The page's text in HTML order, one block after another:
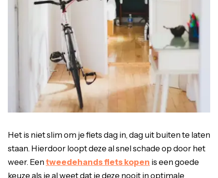
Het is niet slim om je fiets dag in, dag uit buiten te laten
staan. Hierdoor loopt deze al snel schade op door het
weer. Eentweedehands fiets kopen is een goede
keuze als je al weet dat je deze nooit in optimale